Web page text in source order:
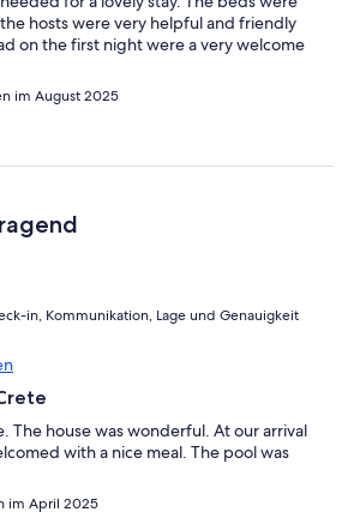
hosts were very helpful and friendly
on the first night were a very welcome
im August 2025
in, Kommunikation, Lage und Genauigkeit
The house was wonderful. At our arrival
with a nice meal. The pool was
im April 2025